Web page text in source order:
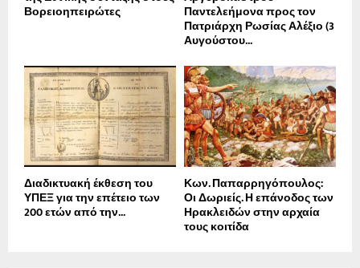
Βορειοηπειρώτες Παντελεήμονα προς τον
Πατριάρχη Ρωσίας Αλέξιο (3
Αυγούστου...
Διαδικτυακή έκθεση του
ΥΠΕΞ για την επέτειο των
200 ετών από την...
Κων. Παπαρρηγόπουλος:
Οι Δωριείς. Η επάνοδος των
Ηρακλειδών στην αρχαία
τους κοιτίδα